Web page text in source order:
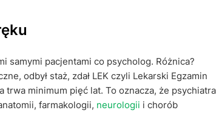
samymi pacjentami co psycholog. Różnica?
odbył staż, zdał LEK czyli Lekarski Egzamin
trwa minimum pięć lat. To oznacza, że psychiatra
farmakologii, neurologii i chorób